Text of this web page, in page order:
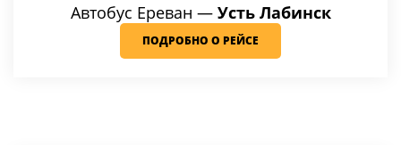
Автобус Ереван — Усть Лабинск
ПОДРОБНО О РЕЙСЕ